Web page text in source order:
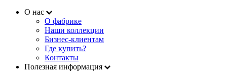
О нас
О фабрике
Наши коллекции
Бизнес-клиентам
Где купить?
Контакты
Полезная информация